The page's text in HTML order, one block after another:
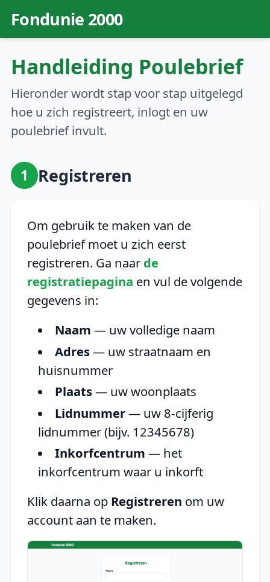
Fondunie 2000
Handleiding Poulebrief
Hieronder wordt stap voor stap uitgelegd
hoe u zich registreert, inlogt en uw
poulebrief invult.
1 Registreren
Om gebruik te maken van de
poulebrief moet u zich eerst
registreren. Ga naar de
registratiepagina en vul de volgende
gegevens in:
Naam — uw volledige naam
Adres— uw straatnaam en
huisnummer
Plaats— uw woonplaats
Lidnummer— uw 8-cijferig
lidnummer (bijv. 12345678)
Inkorfcentrum — het
inkorfcentrum waar u inkorft
Klik daarna op Registreren om uw
account aan te maken.